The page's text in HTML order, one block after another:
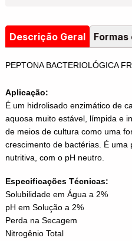
Descrição Geral
PEPTONA BACTERIOLÓGICA
Aplicação:
É um hidrolisado enzimático de
aquosa muito estável, límpida e
de meios de cultura como uma
crescimento de bactérias. É
nutritiva, com o pH neutro.
Especificações Técnicas:
Solubilidade em Água a
pH em Solução a 2%
Perda na Secagem
Nitrogênio Total >